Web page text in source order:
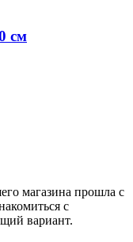
см
магазина прошла с
с
вариант.